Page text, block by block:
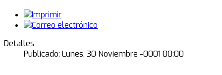
Detalles
Publicado: Lunes, 30 Noviembre -0001 00:00